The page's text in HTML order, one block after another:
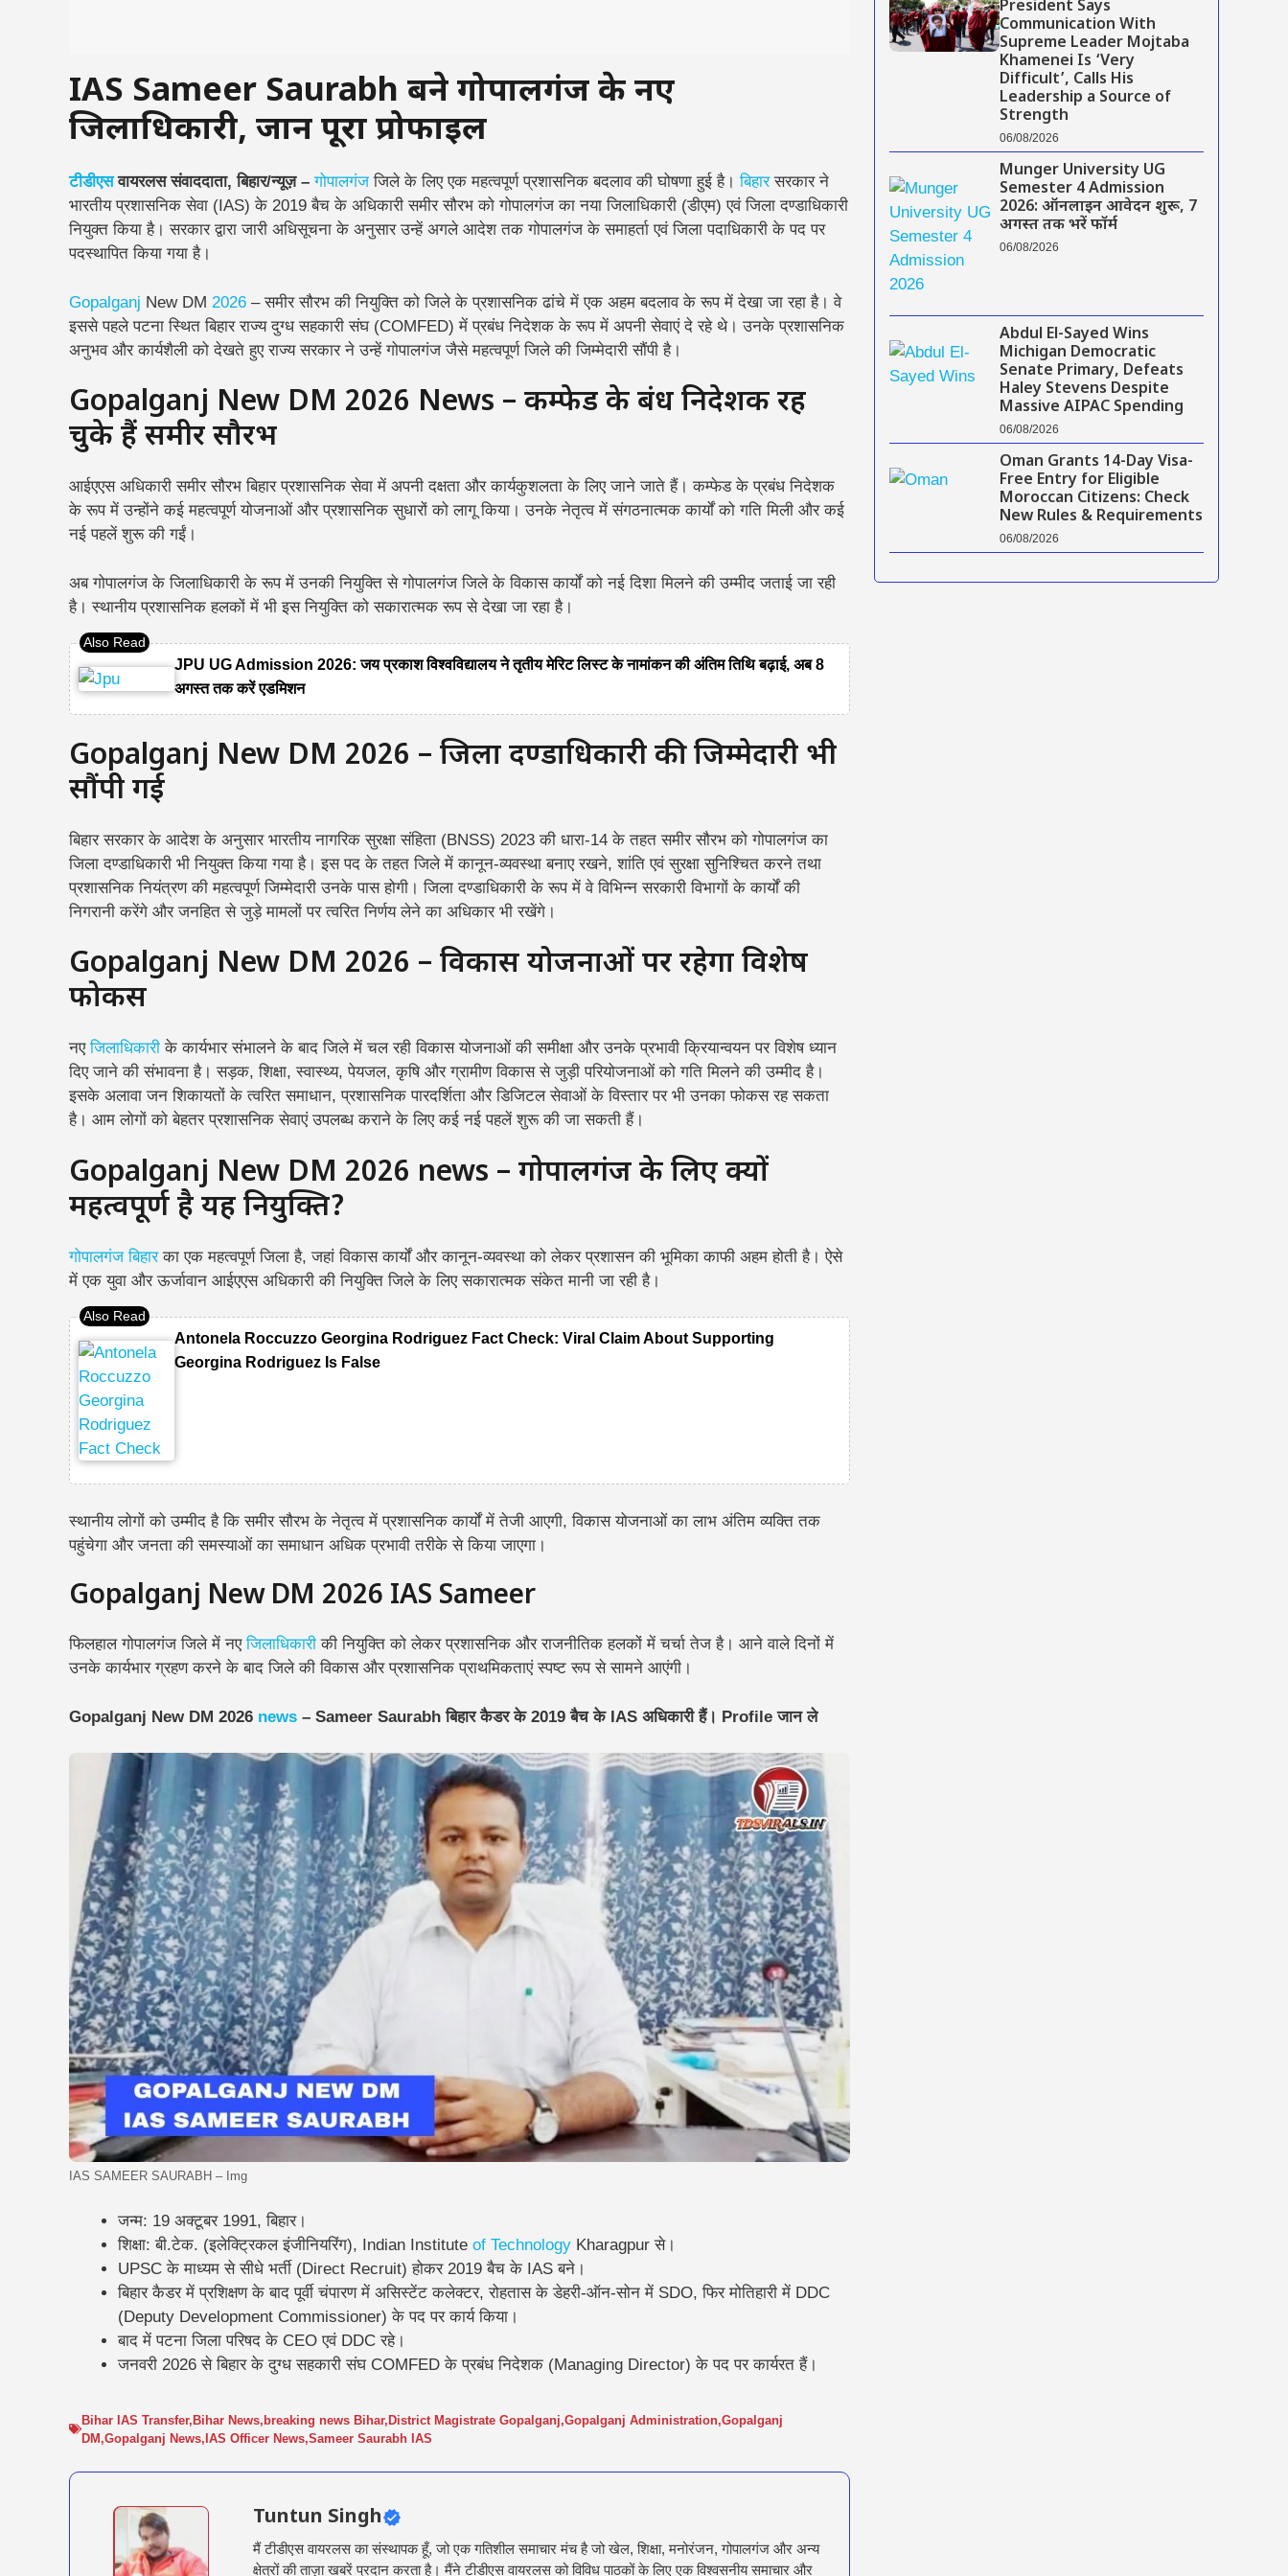
IAS Sameer Saurabh बने गोपालगंज के नए
जिलाधिकारी, जानें पूरा प्रोफाइल
टीडीएसवायरलस संवाददाता, बिहार/न्यूज़ – गोपालगंजजिले के लिए एक महत्वपूर्ण प्रशासनिक बदलाव की घोषणा हुई है।बिहारसरकार ने
भारतीय प्रशासनिक सेवा (IAS) के 2019 बैच के अधिकारी समीर सौरभ को गोपालगंज का नया जिलाधिकारी (डीएम) एवं जिला दण्डाधिकारी
नियुक्त किया है। सरकार द्वारा जारी अधिसूचना के अनुसार उन्हें अगले आदेश तक गोपालगंज के समाहर्ता एवं जिला पदाधिकारी के पद पर
पदस्थापित किया गया है।
Gopalganj New DM 2026 – समीर सौरभ की नियुक्ति को जिले के प्रशासनिक ढांचे में एक अहम बदलाव के रूप में देखा जा रहा है। वे
इससे पहले पटना स्थित बिहार राज्य दुग्ध सहकारी संघ (COMFED) में प्रबंध निदेशक के रूप में अपनी सेवाएं दे रहे थे। उनके प्रशासनिक
अनुभव और कार्यशैली को देखते हुए राज्य सरकार ने उन्हें गोपालगंज जैसे महत्वपूर्ण जिले की जिम्मेदारी सौंपी है।
Gopalganj New DM 2026 News – कम्फेड के प्रबंध निदेशक रह
चुके हैं समीर सौरभ
आईएएस अधिकारी समीर सौरभ बिहार प्रशासनिक सेवा में अपनी दक्षता और कार्यकुशलता के लिए जाने जाते हैं। कम्फेड के प्रबंध निदेशक
के रूप में उन्होंने कई महत्वपूर्ण योजनाओं और प्रशासनिक सुधारों को लागू किया। उनके नेतृत्व में संगठनात्मक कार्यों को गति मिली और कई
नई पहलें शुरू की गईं।
अब गोपालगंज के जिलाधिकारी के रूप में उनकी नियुक्ति से गोपालगंज जिले के विकास कार्यों को नई दिशा मिलने की उम्मीद जताई जा रही
है। स्थानीय प्रशासनिक हलकों में भी इस नियुक्ति को सकारात्मक रूप से देखा जा रहा है।
JPU UG Admission 2026: जय प्रकाश विश्वविद्यालय ने तृतीय मेरिट लिस्ट के नामांकन की अंतिम तिथि बढ़ाई, अब 8
अगस्त तक करें एडमिशन
Gopalganj New DM 2026 – जिला दण्डाधिकारी की जिम्मेदारी भी
सौंपी गई
बिहार सरकार के आदेश के अनुसार भारतीय नागरिक सुरक्षा संहिता (BNSS) 2023 की धारा-14 के तहत समीर सौरभ को गोपालगंज का
जिला दण्डाधिकारी भी नियुक्त किया गया है। इस पद के तहत जिले में कानून-व्यवस्था बनाए रखने, शांति एवं सुरक्षा सुनिश्चित करने तथा
प्रशासनिक नियंत्रण की महत्वपूर्ण जिम्मेदारी उनके पास होगी।जिला दण्डाधिकारी के रूप में वे विभिन्न सरकारी विभागों के कार्यों की
निगरानी करेंगे और जनहित से जुड़े मामलों पर त्वरित निर्णय लेने का अधिकार भी रखेंगे।
Gopalganj New DM 2026 – विकास योजनाओं पर रहेगा विशेष
फोकस
नएजिलाधिकारी के कार्यभार संभालने के बाद जिले में चल रही विकास योजनाओं की समीक्षा और उनके प्रभावी क्रियान्वयन पर विशेष ध्यान
दिए जाने की संभावना है। सड़क, शिक्षा, स्वास्थ्य, पेयजल, कृषि और ग्रामीण विकास से जुड़ी परियोजनाओं को गति मिलने की उम्मीद है।
इसके अलावा जन शिकायतों के त्वरित समाधान, प्रशासनिक पारदर्शिता और डिजिटल सेवाओं के विस्तार पर भी उनका फोकस रह सकता
है। आम लोगों को बेहतर प्रशासनिक सेवाएं उपलब्ध कराने के लिए कई नई पहलें शुरू की जा सकती हैं।
Gopalganj New DM 2026 news – गोपालगंज के लिए क्यों
महत्वपूर्ण है यह नियुक्ति?
गोपालगंज बिहारका एक महत्वपूर्ण जिला है, जहां विकास कार्यों और कानून-व्यवस्था को लेकर प्रशासन की भूमिका काफी अहम होती है। ऐसे
में एक युवा और ऊर्जावान आईएएस अधिकारी की नियुक्ति जिले के लिए सकारात्मक संकेत मानी जा रही है।
Antonela Roccuzzo Georgina Rodriguez Fact Check: Viral Claim About Supporting
Georgina Rodriguez Is False
स्थानीय लोगों को उम्मीद है कि समीर सौरभ के नेतृत्व में प्रशासनिक कार्यों में तेजी आएगी, विकास योजनाओं का लाभ अंतिम व्यक्ति तक
पहुंचेगा और जनता की समस्याओं का समाधान अधिक प्रभावी तरीके से किया जाएगा।
Gopalganj New DM 2026 IAS Sameer
फिलहाल गोपालगंज जिले में नएजिलाधिकारी की नियुक्ति को लेकर प्रशासनिक और राजनीतिक हलकों में चर्चा तेज है। आने वाले दिनों में
उनके कार्यभार ग्रहण करने के बाद जिले की विकास और प्रशासनिक प्राथमिकताएं स्पष्ट रूप से सामने आएंगी।
Gopalganj New DM 2026 news – Sameer Saurabh बिहार कैडर के 2019 बैच के IAS अधिकारी हैं। Profile जान ले
IAS SAMEER SAURABH – Img
जन्म: 19 अक्टूबर 1991, बिहार।
शिक्षा: बी.टेक. (इलेक्ट्रिकल इंजीनियरिंग), Indian Institute of Technology Kharagpur से।
UPSC के माध्यम से सीधे भर्ती (Direct Recruit) होकर 2019 बैच के IAS बने।
बिहार कैडर में प्रशिक्षण के बाद पूर्वी चंपारण में असिस्टेंट कलेक्टर, रोहतास के डेहरी-ऑन-सोन में SDO, फिर मोतिहारी में DDC
(Deputy Development Commissioner) के पद पर कार्य किया।
बाद में पटना जिला परिषद के CEO एवं DDC रहे।
जनवरी 2026 से बिहार के दुग्ध सहकारी संघ COMFED के प्रबंध निदेशक (Managing Director) के पद पर कार्यरत हैं।
Bihar IAS Transfer,Bihar News,breaking news Bihar,District Magistrate Gopalganj,Gopalganj Administration,Gopalganj
DM,Gopalganj News,IAS Officer News,Sameer Saurabh IAS
Tuntun Singh
मैं टीडीएस वायरलस का संस्थापक हूँ, जो एक गतिशील समाचार मंच है जो खेल, शिक्षा, मनोरंजन, गोपालगंज और अन्य
क्षेत्रों की ताज़ा खबरें प्रदान करता है। मैंने टीडीएस वायरलस को विविध पाठकों के लिए एक विश्वसनीय समाचार और
President Says
Communication With
Supreme Leader Mojtaba
Khamenei Is ‘Very
Difficult’, Calls His
Leadership a Source of
Strength
06/08/2026
Munger University UG
Semester 4 Admission
2026: ऑनलाइन आवेदन शुरू, 7
अगस्त तक भरें फॉर्म
06/08/2026
Abdul El-Sayed Wins
Michigan Democratic
Senate Primary, Defeats
Haley Stevens Despite
Massive AIPAC Spending
06/08/2026
Oman Grants 14-Day Visa-
Free Entry for Eligible
Moroccan Citizens: Check
New Rules & Requirements
06/08/2026